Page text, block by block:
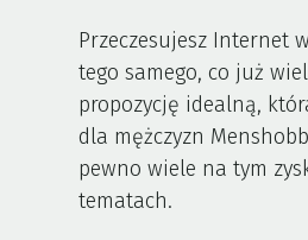
Przeczesujesz Internet
tego samego, co już
propozycję idealną,
dla mężczyzn
pewno wiele na tym
tematach.